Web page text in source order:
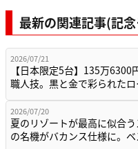
最新の関連記事(記
2026/07/21
【日本限定5台】135万6300
職人技。黒と金で彩られた
2026/07/20
夏のリゾートが最高に似合
の名機がバカンス仕様に。